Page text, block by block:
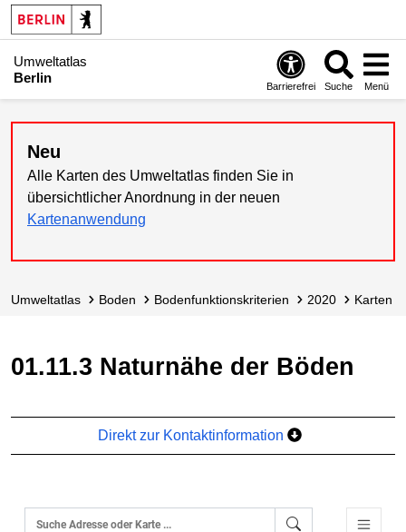
Umweltatlas
Berlin
Barrierefrei Suche Menü
Neu
Alle Karten des Umweltatlas finden Sie in
übersichtlicher Anordnung in der neuen
Kartenanwendung
Umweltatlas Boden Bodenfunktions­kriterien 2020 Karten
01.11.3 Naturnähe der Böden
Direkt zur Kontaktinformation